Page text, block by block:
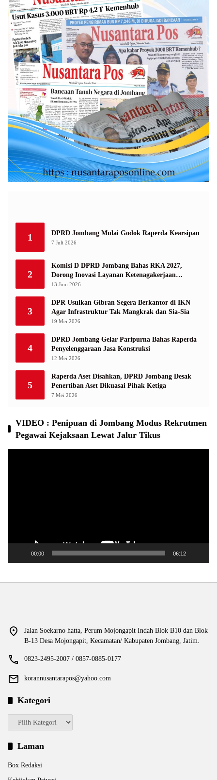
1 DPRD Jombang Mulai Godok Raperda Kearsipan
7 Juli 2026
2
Komisi D DPRD Jombang Bahas RKA 2027,
Dorong Inovasi Layanan Ketenagakerjaan
Berbasis Desa
13 Juni 2026
3
DPR Usulkan Gibran Segera Berkantor di IKN
Agar Infrastruktur Tak Mangkrak dan Sia-Sia
19 Mei 2026
4
DPRD Jombang Gelar Paripurna Bahas Raperda
Penyelenggaraan Jasa Konstruksi
12 Mei 2026
5
Raperda Aset Disahkan, DPRD Jombang Desak
Penertiban Aset Dikuasai Pihak Ketiga
7 Mei 2026
VIDEO : Penipuan di Jombang Modus Rekrutmen
Pegawai Kejaksaan Lewat Jalur Tikus
00:00 06:12
Jalan Soekarno hatta, Perum Mojongapit Indah Blok B10 dan Blok
B-13 Desa Mojongapit, Kecamatan/ Kabupaten Jombang, Jatim.
0823-2495-2007 / 0857-0885-0177
korannusantarapos@yahoo.com
Kategori
Kategori
Laman
Box Redaksi